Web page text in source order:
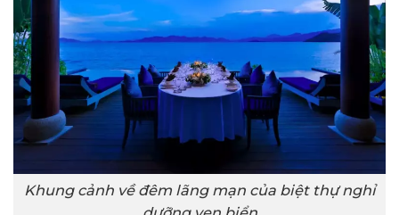
Khung cảnh về đêm lãng mạn của biệt thự nghỉ